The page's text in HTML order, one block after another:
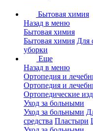
Бытовая химия
Назад в меню
Бытовая химия
Бытовая химия Для
уборки
Еще
Назад в меню
Ортопедия и
Ортопедия и
Ортопедические
Уход за больными
Уход за больными
средства Пластыри